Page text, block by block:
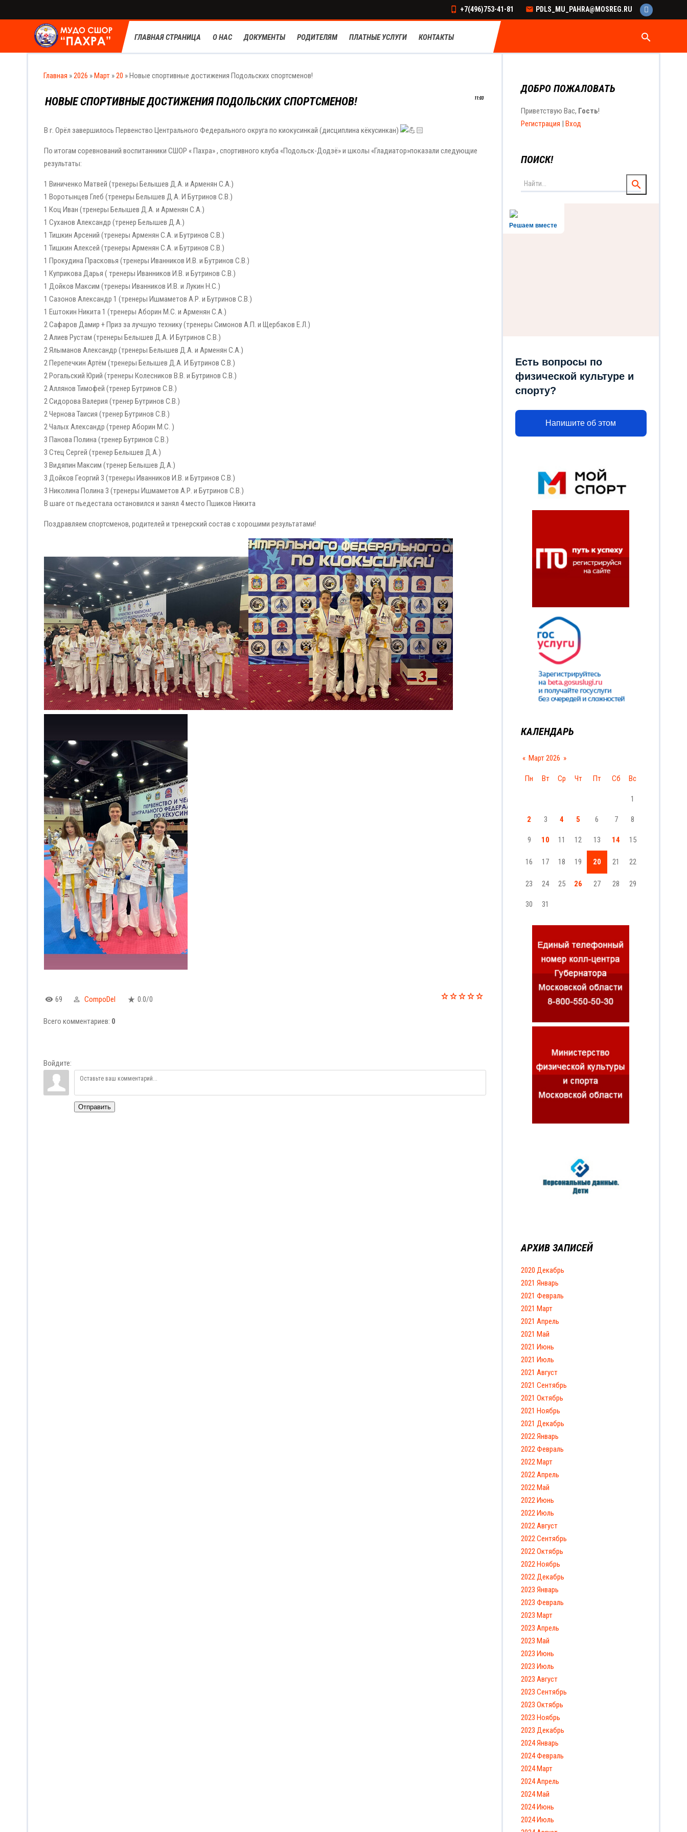
+7(496)753-41-81 PDLS_MU_PAHRA@MOSREG.RU
ГЛАВНАЯ СТРАНИЦА О НАС ДОКУМЕНТЫ РОДИТЕЛЯМ ПЛАТНЫЕ УСЛУГИ КОНТАКТЫ search
Главная »2026 »Март »20 » Новые спортивные достижения Подольских спортсменов!
11:03
НОВЫЕ СПОРТИВНЫЕ ДОСТИЖЕНИЯ ПОДОЛЬСКИХ СПОРТСМЕНОВ!
В г. Орёл завершилось Первенство Центрального Федерального округа по киокусинкай (дисциплина кёкусинкан)
По итогам соревнований воспитанники СШОР « Пахра» , спортивного клуба «Подольск-Додзё» и школы «Гладиатор»показали следующие
результаты:
1 Виниченко Матвей (тренеры Белышев Д.А. и Арменян С.А.)
1 Воротынцев Глеб (тренеры Белышев Д.А. И Бутринов С.В.)
1 Коц Иван (тренеры Белышев Д.А. и Арменян С.А.)
1 Суханов Александр (тренер Белышев Д.А.)
1 Тишкин Арсений (тренеры Арменян С.А. и Бутринов С.В.)
1 Тишкин Алексей (тренеры Арменян С.А. и Бутринов С.В.)
1 Прокудина Прасковья (тренеры Иванников И.В. и Бутринов С.В.)
1 Куприкова Дарья ( тренеры Иванников И.В. и Бутринов С.В.)
1 Дойков Максим (тренеры Иванников И.В. и Лукин Н.С.)
1 Сазонов Александр 1 (тренеры Ишмаметов А.Р. и Бутринов С.В.)
1 Ештокин Никита 1 (тренеры Аборин М.С. и Арменян С.А.)
2 Сафаров Дамир + Приз за лучшую технику (тренеры Симонов А.П. и Щербаков Е.Л.)
2 Алиев Рустам (тренеры Белышев Д.А. И Бутринов С.В.)
2 Ялыманов Александр (тренеры Белышев Д.А. и Арменян С.А.)
2 Перепечкин Артём (тренеры Белышев Д.А. И Бутринов С.В.)
2 Рогальский Юрий (тренеры Колесников В.В. и Бутринов С.В.)
2 Аллянов Тимофей (тренер Бутринов С.В.)
2 Сидорова Валерия (тренер Бутринов С.В.)
2 Чернова Таисия (тренер Бутринов С.В.)
2 Чалых Александр (тренер Аборин М.С. )
3 Панова Полина (тренер Бутринов С.В.)
3 Стец Сергей (тренер Белышев Д.А.)
3 Видяпин Максим (тренер Белышев Д.А.)
3 Дойков Георгий 3 (тренеры Иванников И.В. и Бутринов С.В.)
3 Николина Полина 3 (тренеры Ишмаметов А.Р. и Бутринов С.В.)
В шаге от пьедестала остановился и занял 4 место Пшиков Никита
Поздравляем спортсменов, родителей и тренерский состав с хорошими результатами!
69 CompoDel 0.0/0
Всего комментариев: 0
Войдите:
Отправить
ДОБРО ПОЖАЛОВАТЬ
Приветствую Вас, Гость!
Регистрация | Вход
ПОИСК!
Решаем вместе
Есть вопросы по
физической культуре и
спорту?
Напишите об этом
КАЛЕНДАРЬ
« Март 2026 »
Пн Вт Ср Чт Пт Сб Вс
1
2 3 4 5 6 7 8
9 10 11 12 13 14 15
16 17 18 19 20 21 22
23 24 25 26 27 28 29
30 31
АРХИВ ЗАПИСЕЙ
2020 Декабрь
2021 Январь
2021 Февраль
2021 Март
2021 Апрель
2021 Май
2021 Июнь
2021 Июль
2021 Август
2021 Сентябрь
2021 Октябрь
2021 Ноябрь
2021 Декабрь
2022 Январь
2022 Февраль
2022 Март
2022 Апрель
2022 Май
2022 Июнь
2022 Июль
2022 Август
2022 Сентябрь
2022 Октябрь
2022 Ноябрь
2022 Декабрь
2023 Январь
2023 Февраль
2023 Март
2023 Апрель
2023 Май
2023 Июнь
2023 Июль
2023 Август
2023 Сентябрь
2023 Октябрь
2023 Ноябрь
2023 Декабрь
2024 Январь
2024 Февраль
2024 Март
2024 Апрель
2024 Май
2024 Июнь
2024 Июль